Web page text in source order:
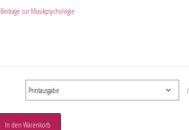
Beiträge zur Musikpsychologie
In den Warenkorb